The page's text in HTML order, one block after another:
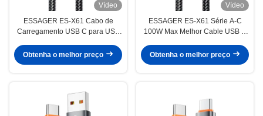
Vídeo
ESSAGER ES-X61 Cabo de
Carregamento USB C para USB
Obtenha o melhor preço
Vídeo
ESSAGER ES-X61 Série A-C
100W Max Melhor Cable USB C
Obtenha o melhor preço